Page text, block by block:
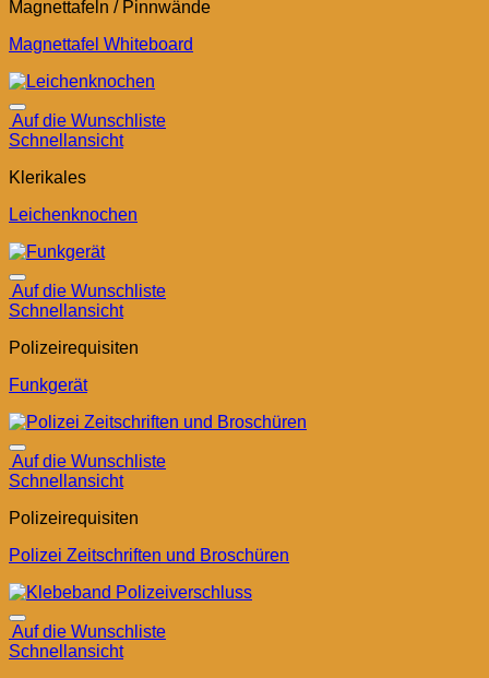
Magnettafeln / Pinnwände
Magnettafel Whiteboard
Auf die Wunschliste
Schnellansicht
Klerikales
Leichenknochen
Auf die Wunschliste
Schnellansicht
Polizeirequisiten
Funkgerät
Auf die Wunschliste
Schnellansicht
Polizeirequisiten
Polizei Zeitschriften und Broschüren
Auf die Wunschliste
Schnellansicht